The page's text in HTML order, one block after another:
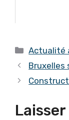
Actualité
Bruxelles